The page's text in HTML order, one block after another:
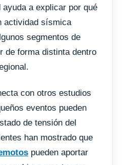
a explicar por qué
actividad sísmica
segmentos de
de forma distinta dentro
con otros estudios
eventos pueden
de tensión del
han mostrado que
pueden aportar